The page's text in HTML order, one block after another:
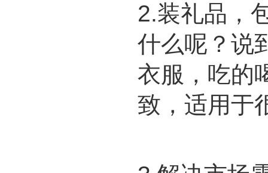
2.装礼品，
什么呢？说
衣服，吃的
致，适用于